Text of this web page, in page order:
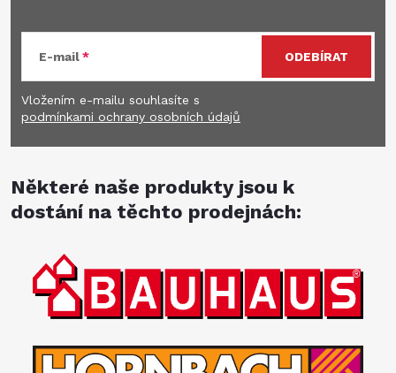
E-mail
Vložením e-mailu souhlasíte s
podmínkami ochrany osobních údajů
ODEBÍRAT
Některé naše produkty jsou k
dostání na těchto prodejnách: